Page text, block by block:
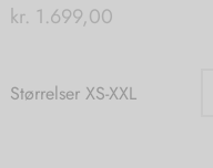
kr. 1.699,00
Størrelser XS-XXL